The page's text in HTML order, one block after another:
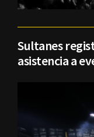
Sultanes
asistencia a